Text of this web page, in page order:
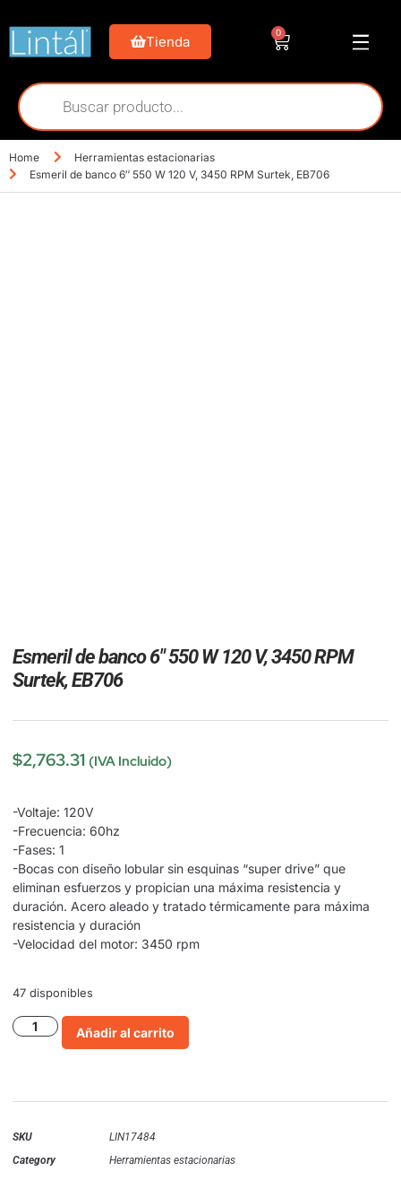
Tienda
0
Home
Herramientas estacionarias
Esmeril de banco 6″ 550 W 120 V, 3450 RPM Surtek, EB706
Esmeril de banco 6″ 550 W 120 V, 3450 RPM
Surtek, EB706
$2,763.31 (IVA Incluido)
-Voltaje: 120V
-Frecuencia: 60hz
-Fases: 1
-Bocas con diseño lobular sin esquinas “super drive” que
eliminan esfuerzos y propician una máxima resistencia y
duración. Acero aleado y tratado térmicamente para máxima
resistencia y duración
-Velocidad del motor: 3450 rpm
47 disponibles
Añadir al carrito
SKU
LIN17484
Category
Herramientas estacionarias